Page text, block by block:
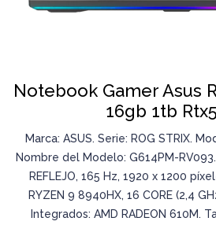
Notebook Gamer Asus
16gb 1tb
Marca: ASUS. Serie: ROG STRIX.
Nombre del Modelo: G614PM-
REFLEJO, 165 Hz, 1920 x 1200
RYZEN 9 8940HX, 16 CORE (2,4
Integrados: AMD RADEON 610M.